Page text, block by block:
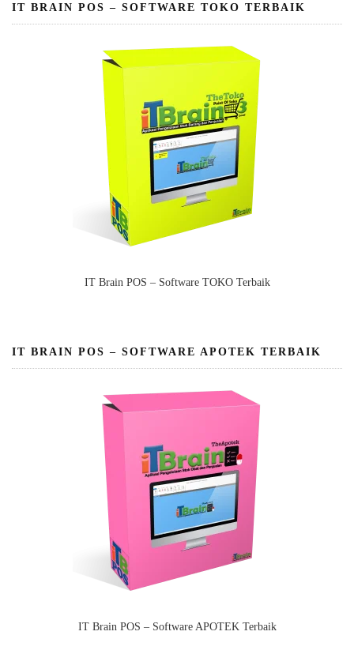
IT BRAIN POS – SOFTWARE TOKO TERBAIK
IT Brain POS – Software TOKO Terbaik
IT BRAIN POS – SOFTWARE APOTEK TERBAIK
IT Brain POS – Software APOTEK Terbaik